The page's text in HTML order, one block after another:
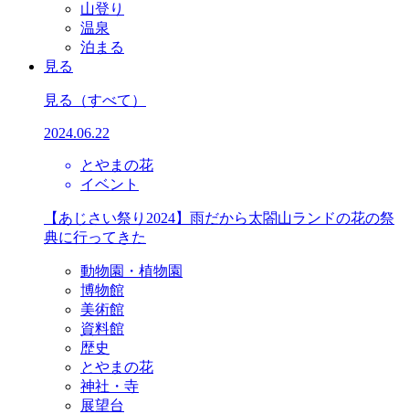
山登り
温泉
泊まる
見る
見る （すべて）
2024.06.22
とやまの花
イベント
【あじさい祭り2024】雨だから太閤山ランドの花の祭
典に行ってきた
動物園・植物園
博物館
美術館
資料館
歴史
とやまの花
神社・寺
展望台